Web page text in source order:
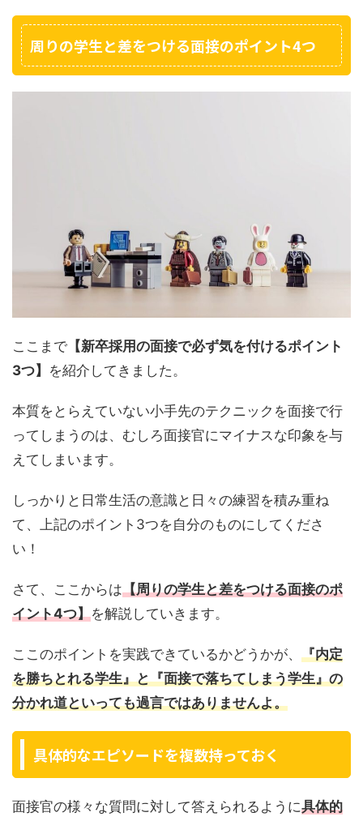
周りの学生と差をつける面接のポイント4つ
ここまで 【新卒採用の面接で必ず気を付けるポイント
3つ】 を紹介してきました。
本質をとらえていない小手先のテクニックを面接で行
ってしまうのは、むしろ面接官にマイナスな印象を与
えてしまいます。
しっかりと日常生活の意識と日々の練習を積み重ね
て、上記のポイント3つを自分のものにしてくださ
い！
さて、ここからは【周りの学生と差をつける面接のポ
イント4つ】を解説していきます。
ここのポイントを実践できているかどうかが、 『内定
を勝ちとれる学生』と『面接で落ちてしまう学生』の
分かれ道といっても過言ではありませんよ。
具体的なエピソードを複数持っておく
面接官の様々な質問に対して答えられるように具体的